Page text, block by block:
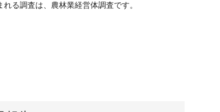
る調査は、農林業経営体調査です。